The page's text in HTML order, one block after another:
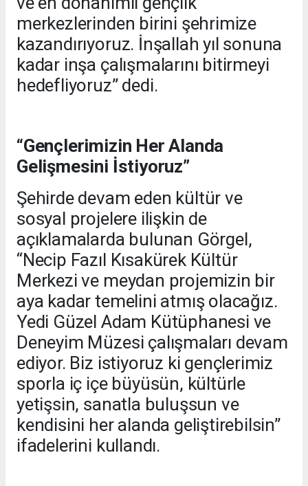
merkezlerinden birini şehrimize
kazandırıyoruz. İnşallah yıl sonuna
kadar inşa çalışmalarını bitirmeyi
hedefliyoruz” dedi.
“Gençlerimizin Her Alanda
Gelişmesini İstiyoruz”
Şehirde devam eden kültür ve
sosyal projelere ilişkin de
açıklamalarda bulunan Görgel,
“Necip Fazıl Kısakürek Kültür
Merkezi ve meydan projemizin bir
aya kadar temelini atmış olacağız.
Yedi Güzel Adam Kütüphanesi ve
Deneyim Müzesi çalışmaları devam
ediyor. Biz istiyoruz ki gençlerimiz
sporla iç içe büyüsün, kültürle
yetişsin, sanatla buluşsun ve
kendisini her alanda geliştirebilsin”
ifadelerini kullandı.